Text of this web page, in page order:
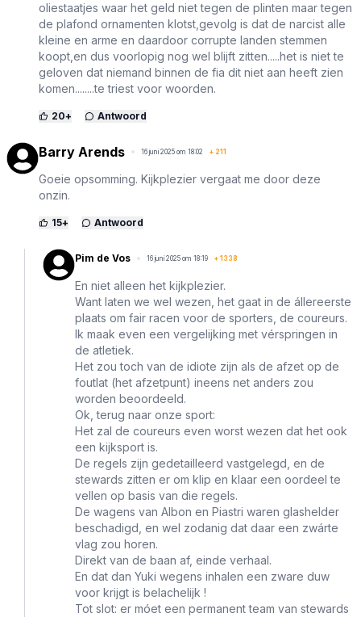
oliestaatjes waar het geld niet tegen de plinten maar tegen
de plafond ornamenten klotst,gevolg is dat de narcist alle
kleine en arme en daardoor corrupte landen stemmen
koopt,en dus voorlopig nog wel blijft zitten.....het is niet te
geloven dat niemand binnen de fia dit niet aan heeft zien
komen........te triest voor woorden.
20+ Antwoord
Barry Arends 16 juni 2025 om 18:02 + 211
Goeie opsomming. Kijkplezier vergaat me door deze
onzin.
15+ Antwoord
Pim de Vos 16 juni 2025 om 18:19 + 1338
En niet alleen het kijkplezier.
Want laten we wel wezen, het gaat in de állereerste
plaats om fair racen voor de sporters, de coureurs.
Ik maak even een vergelijking met vérspringen in
de atletiek.
Het zou toch van de idiote zijn als de afzet op de
foutlat (het afzetpunt) ineens net anders zou
worden beoordeeld.
Ok, terug naar onze sport:
Het zal de coureurs even worst wezen dat het ook
een kijksport is.
De regels zijn gedetailleerd vastgelegd, en de
stewards zitten er om klip en klaar een oordeel te
vellen op basis van die regels.
De wagens van Albon en Piastri waren glashelder
beschadigd, en wel zodanig dat daar een zwárte
vlag zou horen.
Direkt van de baan af, einde verhaal.
En dat dan Yuki wegens inhalen een zware duw
voor krijgt is belachelijk !
Tot slot: er móet een permanent team van stewards